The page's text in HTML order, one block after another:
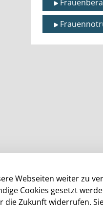
Impressum
Webseiten weiter zu
Cookies gesetzt
Zukunft widerrufen.